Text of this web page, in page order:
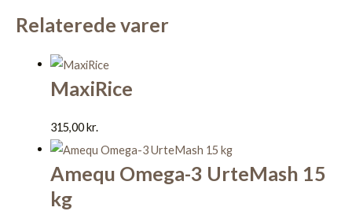
Relaterede varer
MaxiRice
315,00kr.
Amequ Omega-3 UrteMash 15
kg